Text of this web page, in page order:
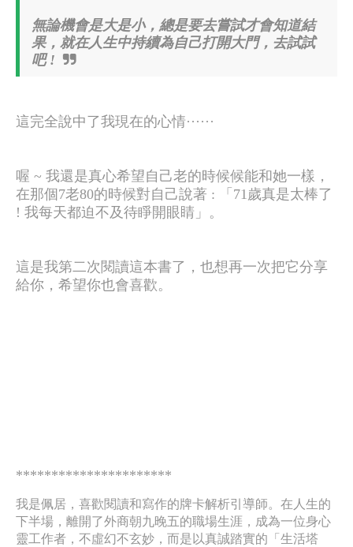
無論機會是大是小，總是要去嘗試才會知道結
果，就在人生中持續為自己打開大門，去試試
吧 !
這完全說中了我現在的心情······
喔 ~ 我還是真心希望自己老的時候候能和她一樣，
在那個7老80的時候對自己說著 : 「71歲真是太棒了
! 我每天都迫不及待睜開眼睛」。
這是我第二次閱讀這本書了，也想再一次把它分享
給你，希望你也會喜歡。
**********************​
我是佩居，喜歡閱讀和寫作的牌卡解析引導師。在人生的
下半場，離開了外商朝九晚五的職場生涯，成為一位身心
靈工作者，不虛幻不玄妙，而是以真誠踏實的「生活塔